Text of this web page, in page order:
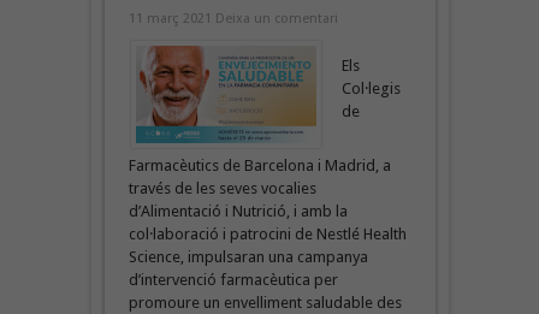
11 març 2021 Deixa un comentari
Els
Col·legis
de
Farmacèutics de Barcelona i Madrid, a
través de les seves vocalies
d’Alimentació i Nutrició, i amb la
col·laboració i patrocini de Nestlé Health
Science, impulsaran una campanya
d’intervenció farmacèutica per
promoure un envelliment saludable des